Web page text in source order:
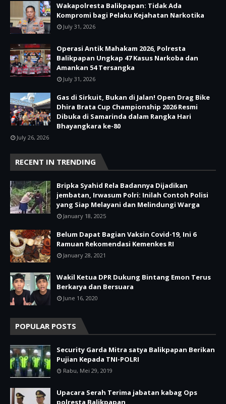
Wakapolresta Balikpapan: Tidak Ada
Kompromi bagi Pelaku Kejahatan Narkotika
July 31, 2026
Operasi Antik Mahakam 2026, Polresta
Balikpapan Ungkap 47 Kasus Narkoba dan
Amankan 54 Tersangka
July 31, 2026
Gas di Sirkuit, Bukan di Jalan! Open Drag Bike
Dhira Brata Cup Championship 2026 Resmi
Dibuka di Samarinda dalam Rangka Hari
Bhayangkara ke-80
July 26, 2026
RECENT IN TRENDING
Bripka Syahid Rela Badannya Dijadikan
jembatan, Irwasum Polri: Inilah Contoh Polisi
yang Siap Melayani dan Melindungi Warga
January 18, 2025
Belum Dapat Bagian Vaksin Covid-19, Ini 6
Ramuan Rekomendasi Kemenkes RI
January 28, 2021
Wakil Ketua DPR Dukung Bintang Emon Terus
Berkarya dan Bersuara
June 16, 2020
POPULAR POSTS
Security Garda Mitra satya Balikpapan Berikan
Pujian Kepada TNI-POLRI
Rabu, Mei 29, 2019
Upacara Serah Terima jabatan kabag Ops
polresta Balikpapan